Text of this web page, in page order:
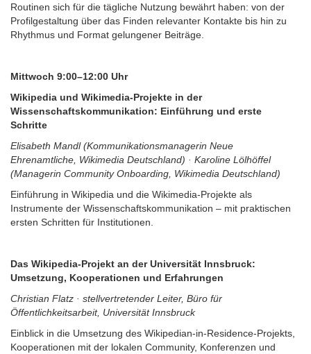
Routinen sich für die tägliche Nutzung bewährt haben: von der
Profilgestaltung über das Finden relevanter Kontakte bis hin zu
Rhythmus und Format gelungener Beiträge.
Mittwoch 9:00–12:00 Uhr
Wikipedia und Wikimedia-Projekte in der
Wissenschaftskommunikation: Einführung und erste
Schritte
Elisabeth Mandl (Kommunikationsmanagerin Neue
Ehrenamtliche, Wikimedia Deutschland) · Karoline Lölhöffel
(Managerin Community Onboarding, Wikimedia Deutschland)
Einführung in Wikipedia und die Wikimedia-Projekte als
Instrumente der Wissenschaftskommunikation – mit praktischen
ersten Schritten für Institutionen.
Das Wikipedia-Projekt an der Universität Innsbruck:
Umsetzung, Kooperationen und Erfahrungen
Christian Flatz · stellvertretender Leiter, Büro für
Öffentlichkeitsarbeit, Universität Innsbruck
Einblick in die Umsetzung des Wikipedian-in-Residence-Projekts,
Kooperationen mit der lokalen Community, Konferenzen und